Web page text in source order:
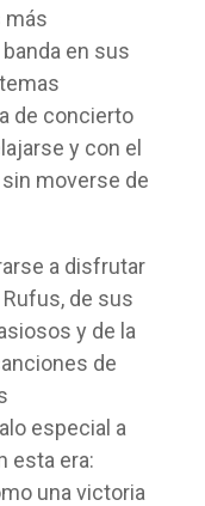
más
en sus
de concierto
y con el
moverse de
a disfrutar
de sus
y de la
de
especial a
esta era:
una victoria